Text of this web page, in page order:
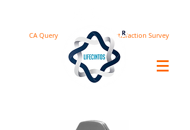
Satisfaction Survey
CA Query